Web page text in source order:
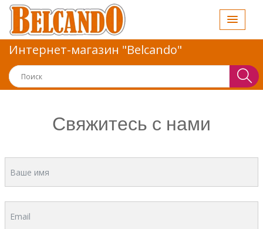
Интернет-магазин "Belcando"
Свяжитесь с нами